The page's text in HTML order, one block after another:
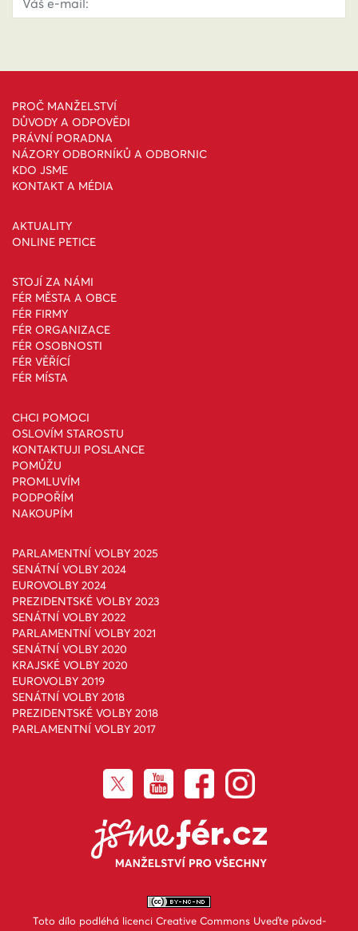
PROČ MANŽELSTVÍ
DŮVODY A ODPOVĚDI
PRÁVNÍ PORADNA
NÁZORY ODBORNÍKŮ A ODBORNIC
KDO JSME
KONTAKT A MÉDIA
AKTUALITY
ONLINE PETICE
STOJÍ ZA NÁMI
FÉR MĚSTA A OBCE
FÉR FIRMY
FÉR ORGANIZACE
FÉR OSOBNOSTI
FÉR VĚŘÍCÍ
FÉR MÍSTA
CHCI POMOCI
OSLOVÍM STAROSTU
KONTAKTUJI POSLANCE
POMŮŽU
PROMLUVÍM
PODPOŘÍM
NAKOUPÍM
PARLAMENTNÍ VOLBY 2025
SENÁTNÍ VOLBY 2024
EUROVOLBY 2024
PREZIDENTSKÉ VOLBY 2023
SENÁTNÍ VOLBY 2022
PARLAMENTNÍ VOLBY 2021
SENÁTNÍ VOLBY 2020
KRAJSKÉ VOLBY 2020
EUROVOLBY 2019
SENÁTNÍ VOLBY 2018
PREZIDENTSKÉ VOLBY 2018
PARLAMENTNÍ VOLBY 2017
Toto dílo podléhá licenci Creative Commons Uveďte původ-